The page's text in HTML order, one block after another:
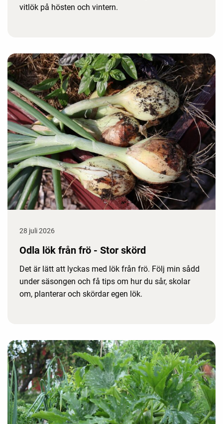
vitlök på hösten och vintern.
28 juli 2026
Odla lök från frö - Stor skörd
Det är lätt att lyckas med lök från frö. Följ min sådd
under säsongen och få tips om hur du sår, skolar
om, planterar och skördar egen lök.